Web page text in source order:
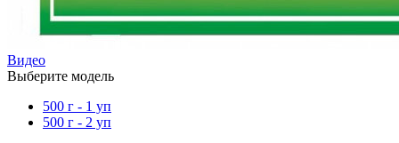
Видео
Выберите модель
500 г - 1 уп
500 г - 2 уп